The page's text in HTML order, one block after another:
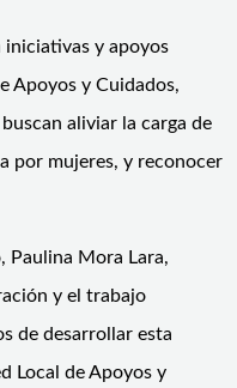
iniciativas y apoyos
Apoyos y Cuidados,
aliviar la carga de
por mujeres, y reconocer
Paulina Mora Lara,
y el trabajo
de desarrollar esta
Local de Apoyos y